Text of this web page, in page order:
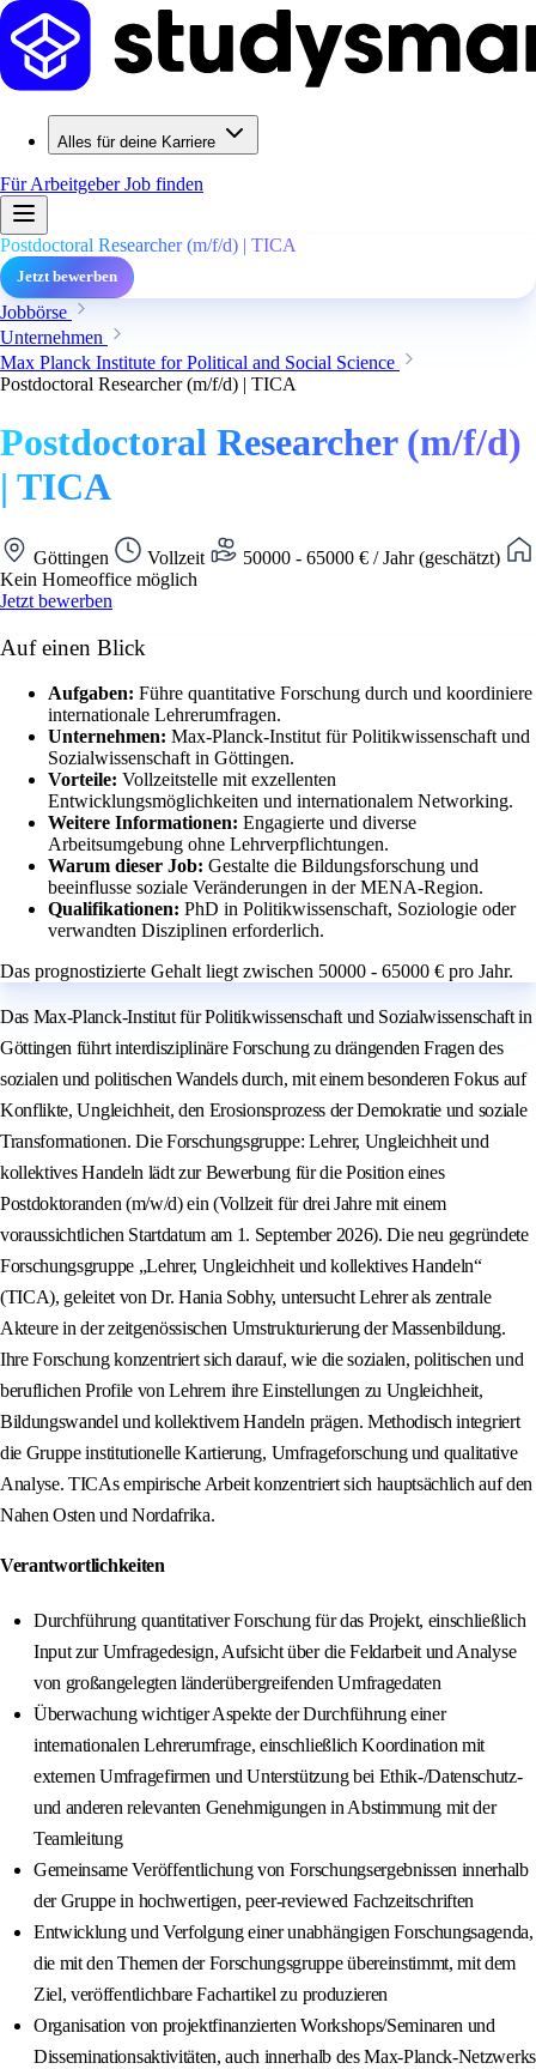
Alles für deine Karriere
Für ArbeitgeberJob finden
Postdoctoral Researcher (m/f/d) | TICA
Jetzt bewerben
Jobbörse
Unternehmen
Max Planck Institute for Political and Social Science
Postdoctoral Researcher (m/f/d) | TICA
Postdoctoral Researcher (m/f/d)
| TICA
Göttingen Vollzeit
50000 - 65000 € / Jahr (geschätzt)
Kein Homeoffice möglich
Jetzt bewerben
Auf einen Blick
Aufgaben: Führe quantitative Forschung durch und koordiniere
internationale Lehrerumfragen.
Unternehmen: Max-Planck-Institut für Politikwissenschaft und
Sozialwissenschaft in Göttingen.
Vorteile: Vollzeitstelle mit exzellenten
Entwicklungsmöglichkeiten und internationalem Networking.
Weitere Informationen: Engagierte und diverse
Arbeitsumgebung ohne Lehrverpflichtungen.
Warum dieser Job: Gestalte die Bildungsforschung und
beeinflusse soziale Veränderungen in der MENA-Region.
Qualifikationen: PhD in Politikwissenschaft, Soziologie oder
verwandten Disziplinen erforderlich.
Das prognostizierte Gehalt liegt zwischen 50000 - 65000 € pro Jahr.
Das Max-Planck-Institut für Politikwissenschaft und Sozialwissenschaft in
Göttingen führt interdisziplinäre Forschung zu drängenden Fragen des
sozialen und politischen Wandels durch, mit einem besonderen Fokus auf
Konflikte, Ungleichheit, den Erosionsprozess der Demokratie und soziale
Transformationen. Die Forschungsgruppe: Lehrer, Ungleichheit und
kollektives Handeln lädt zur Bewerbung für die Position eines
Postdoktoranden (m/w/d) ein (Vollzeit für drei Jahre mit einem
voraussichtlichen Startdatum am 1. September 2026). Die neu gegründete
Forschungsgruppe „Lehrer, Ungleichheit und kollektives Handeln“
(TICA), geleitet von Dr. Hania Sobhy, untersucht Lehrer als zentrale
Akteure in der zeitgenössischen Umstrukturierung der Massenbildung.
Ihre Forschung konzentriert sich darauf, wie die sozialen, politischen und
beruflichen Profile von Lehrern ihre Einstellungen zu Ungleichheit,
Bildungswandel und kollektivem Handeln prägen. Methodisch integriert
die Gruppe institutionelle Kartierung, Umfrageforschung und qualitative
Analyse. TICAs empirische Arbeit konzentriert sich hauptsächlich auf den
Nahen Osten und Nordafrika.
Verantwortlichkeiten
Durchführung quantitativer Forschung für das Projekt, einschließlich
Input zur Umfragedesign, Aufsicht über die Feldarbeit und Analyse
von großangelegten länderübergreifenden Umfragedaten
Überwachung wichtiger Aspekte der Durchführung einer
internationalen Lehrerumfrage, einschließlich Koordination mit
externen Umfragefirmen und Unterstützung bei Ethik-/Datenschutz-
und anderen relevanten Genehmigungen in Abstimmung mit der
Teamleitung
Gemeinsame Veröffentlichung von Forschungsergebnissen innerhalb
der Gruppe in hochwertigen, peer-reviewed Fachzeitschriften
Entwicklung und Verfolgung einer unabhängigen Forschungsagenda,
die mit den Themen der Forschungsgruppe übereinstimmt, mit dem
Ziel, veröffentlichbare Fachartikel zu produzieren
Organisation von projektfinanzierten Workshops/Seminaren und
Disseminationsaktivitäten, auch innerhalb des Max-Planck-Netzwerks